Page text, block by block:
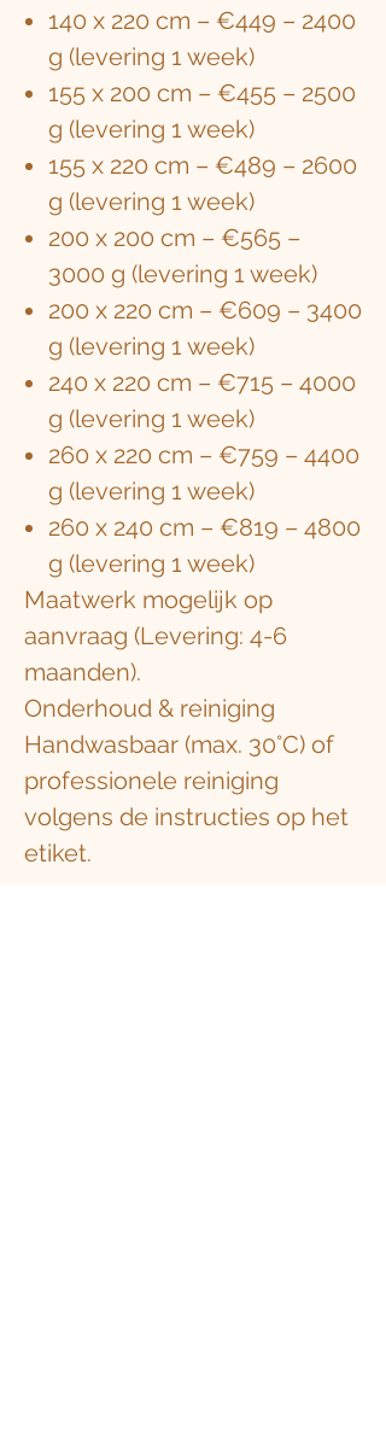
140 x 220 cm – €449 – 2400
g (levering 1 week)
155 x 200 cm – €455 – 2500
g (levering 1 week)
155 x 220 cm – €489 – 2600
g (levering 1 week)
200 x 200 cm – €565 –
3000 g (levering 1 week)
200 x 220 cm – €609 – 3400
g (levering 1 week)
240 x 220 cm – €715 – 4000
g (levering 1 week)
260 x 220 cm – €759 – 4400
g (levering 1 week)
260 x 240 cm – €819 – 4800
g (levering 1 week)
Maatwerk mogelijk op
aanvraag (Levering: 4-6
maanden).
Onderhoud & reiniging
Handwasbaar (max. 30°C) of
professionele reiniging
volgens de instructies op het
etiket.